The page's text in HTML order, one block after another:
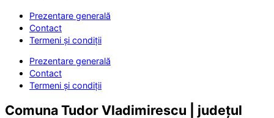
Prezentare generală
Contact
Termeni și condiții
Prezentare generală
Contact
Termeni și condiții
Comuna Tudor Vladimirescu | județul